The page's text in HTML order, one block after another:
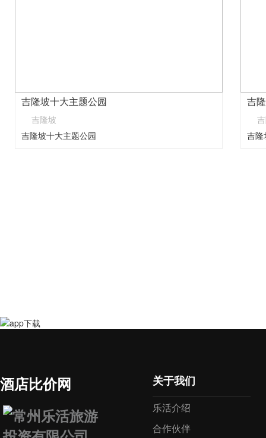
吉隆坡十大主题公园
吉隆坡
吉隆坡十大主题公园
吉
吉隆
酒店比价网 关于我们
乐活介绍
合作伙伴